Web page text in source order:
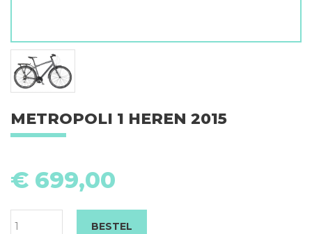
METROPOLI 1 HEREN 2015
€ 699,00
BESTEL